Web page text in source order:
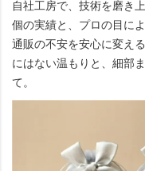
自社工房で、技術を磨き
個の実績と、プロの目に
通販の不安を安心に変え
にはない温もりと、細部
て。